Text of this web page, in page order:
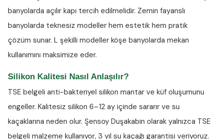
banyolarda açılır kapı tercih edilmelidir. Zemin fayanslı
banyolarda teknesiz modeller hem estetik hem pratik
çözüm sunar. L şekilli modeller köşe banyolarda mekan
kullanımını maksimize eder.
Silikon Kalitesi Nasıl Anlaşılır?
TSE belgeli anti-bakteriyel silikon mantar ve küf oluşumunu
engeller. Kalitesiz silikon 6–12 ay içinde sararır ve su
kaçaklarına neden olur. Şensoy Duşakabin olarak yalnızca TSE
belgeli malzeme kullanıyor, 3 yıl su kaçağı garantisi veriyoruz.